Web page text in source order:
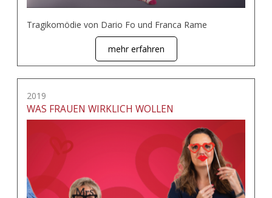
Tragikomödie von Dario Fo und Franca Rame
mehr erfahren
2019
WAS FRAUEN WIRKLICH WOLLEN